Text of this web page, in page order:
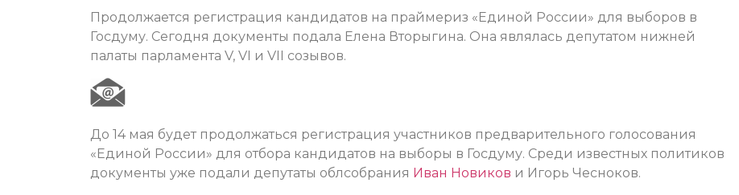
Продолжается регистрация кандидатов на праймериз «Единой России» для выборов в
Госдуму. Сегодня документы подала Елена Вторыгина. Она являлась депутатом нижней
палаты парламента V, VI и VII созывов.
До 14 мая будет продолжаться регистрация участников предварительного голосования
«Единой России» для отбора кандидатов на выборы в Госдуму. Среди известных политиков
документы уже подали депутаты облсобрания Иван Новиков и Игорь Чесноков.